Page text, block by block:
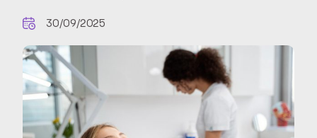
30/09/2025